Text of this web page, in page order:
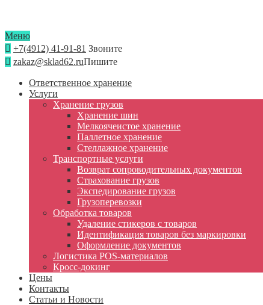
Меню
+7(4912) 41-91-81 Звоните
zakaz@sklad62.ruПишите
Ответственное хранение
Услуги
Хранение грузов
Хранение шин
Мелкоячеистое хранение
Паллетное хранение
Стеллажное хранение
Транспортные услуги
Возврат сопроводительных документов
Страхование грузов
Экспедирование грузов
Грузоперевозки
Обработка товаров
Удаление стикеров с товаров
Идентификация товаров без маркировки
Оформление документов
Логистика POS-материалов
Кросс-докинг
Цены
Контакты
Статьи и Новости